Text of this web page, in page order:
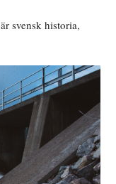
svensk historia,